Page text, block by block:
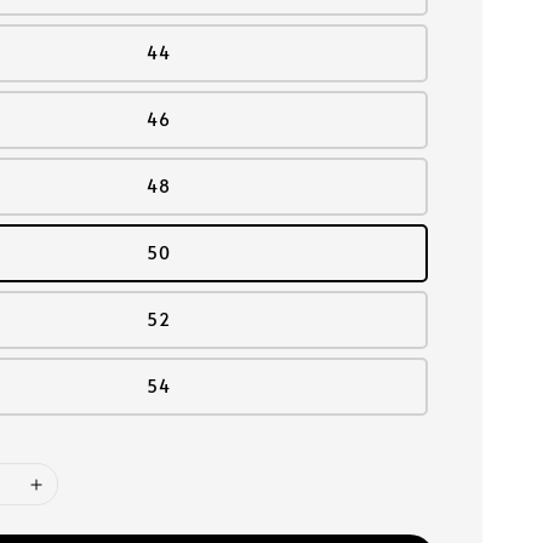
44
46
48
50
52
54